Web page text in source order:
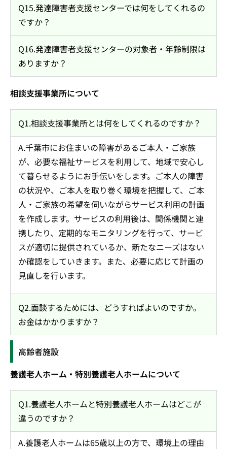
Q15.発達障害者支援センターでは何をしてくれるの
ですか？
Q16.発達障害者支援センターの対象者・年齢制限は
ありますか？
相談支援事業所について
Q1.相談支援事業所とは何をしてくれるのですか？
A.千葉市にお住まいの障害があるご本人・ご家族
が、必要な福祉サービスを利用して、地域で安心し
て暮らせるようにお手伝いをします。ご本人の障害
の状況や、ご本人を取り巻く環境を把握して、ご本
人・ご家族の希望を伺いながらサービス利用の計画
を作成します。サービスの利用後は、関係機関と連
携したり、定期的なモニタリングを行って、サービ
スが適切に提供されているか、新たなニーズはない
か確認をしていきます。また、必要に応じて計画の
見直しを行います。
Q2.面談するためには、どうすればよいのですか。
お金はかかりますか？
高齢者施設
養護老人ホーム・特別養護老人ホームについて
Q1.養護老人ホームと特別養護老人ホームはどこが
違うのですか？
A.養護老人ホームは65歳以上の方で、環境上の理由